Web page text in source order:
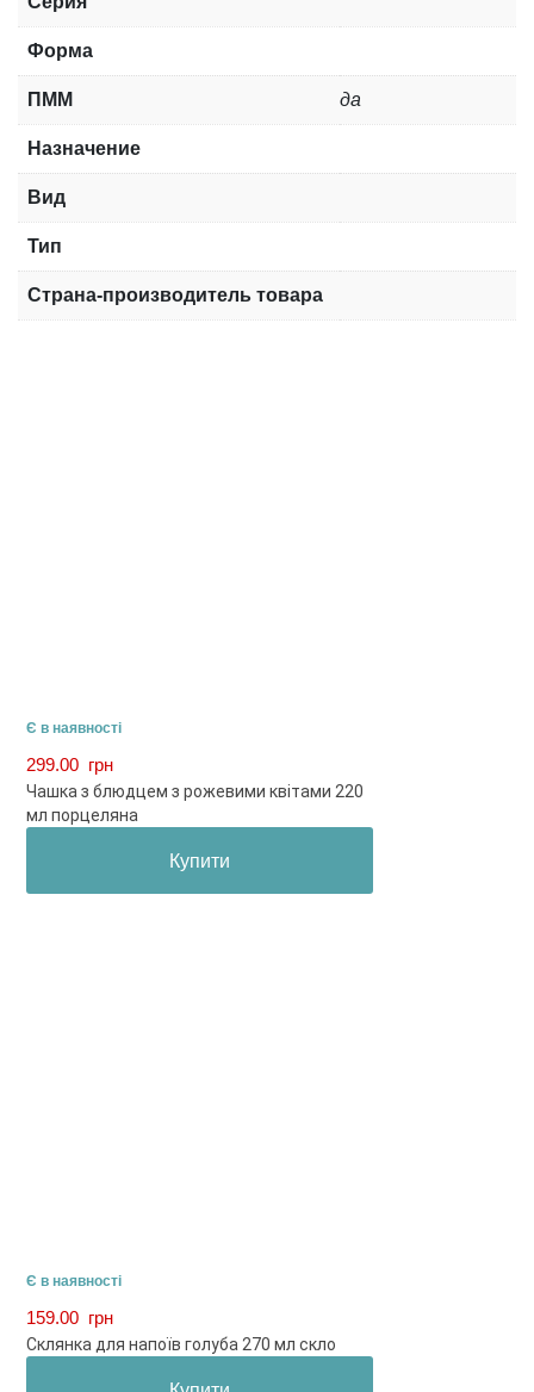
Форма
ПММ да
Назначение
Вид
Тип
Страна-производитель товара
Є в наявності
299.00 грн
Чашка з блюдцем з рожевими квітами 220
мл порцеляна
Купити
Є в наявності
159.00 грн
Склянка для напоїв голуба 270 мл скло